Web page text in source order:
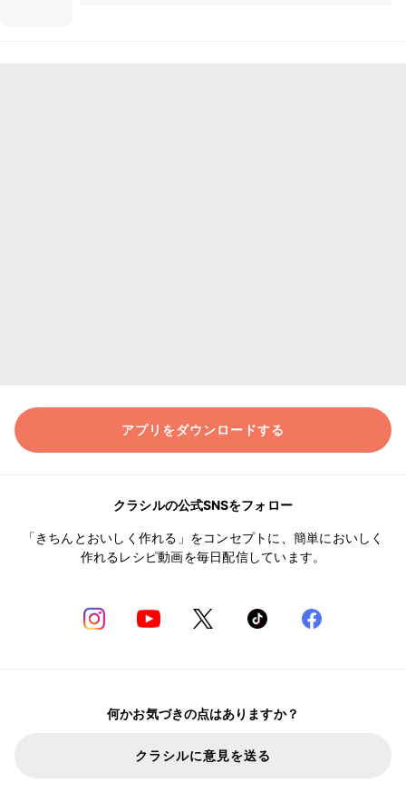
アプリをダウンロードする
クラシルの公式SNSをフォロー
「きちんとおいしく作れる」をコンセプトに、簡単においしく
作れるレシピ動画を毎日配信しています。
何かお気づきの点はありますか？
クラシルに意見を送る